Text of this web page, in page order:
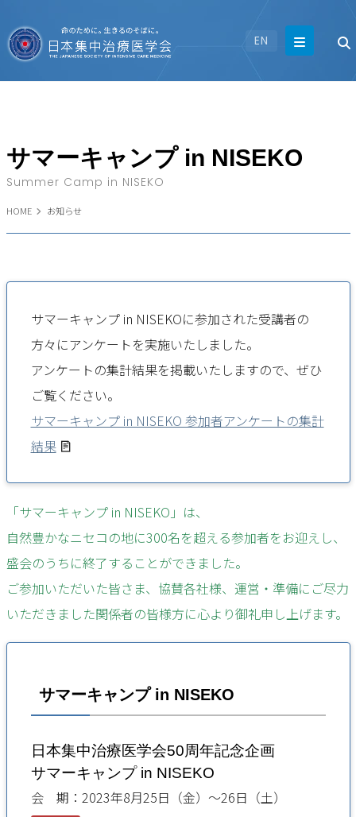
EN
HOME お知らせ
サマーキャンプ in NISEKO
Summer Camp in NISEKO
サマーキャンプ in NISEKOに参加された受講者の
方々にアンケートを実施いたしました。
アンケートの集計結果を掲載いたしますので、ぜひ
ご覧ください。
サマーキャンプ in NISEKO 参加者アンケートの集計
結果
「サマーキャンプ in NISEKO」は、
自然豊かなニセコの地に300名を超える参加者をお迎えし、
盛会のうちに終了することができました。
ご参加いただいた皆さま、協賛各社様、運営・準備にご尽力
いただきました関係者の皆様方に心より御礼申し上げます。
サマーキャンプ in NISEKO
日本集中治療医学会50周年記念企画
サマーキャンプ in NISEKO
会 期：2023年8月25日（金）～26日（土）